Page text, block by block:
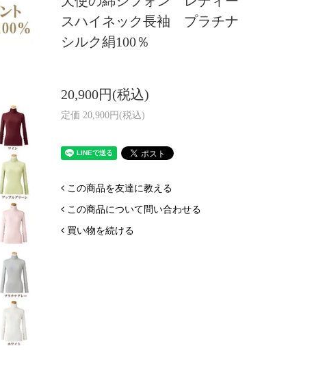
スハイネック長袖 プラチナ
シルク絹100％
20,900円(税込)
定価 20,900円(税込)
この商品を友達に教える
この商品について問い合わせる
買い物を続ける